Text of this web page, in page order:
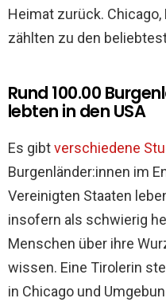
Heimat zurück.
zählten zu den
Rund 100.00
lebten in den USA
Es gibtverschiedene
Burgenländer:innen im
Vereinigten Staaten
insofern als schwierig
Menschen über ihre
wissen. Eine Tirolerin
in Chicago und